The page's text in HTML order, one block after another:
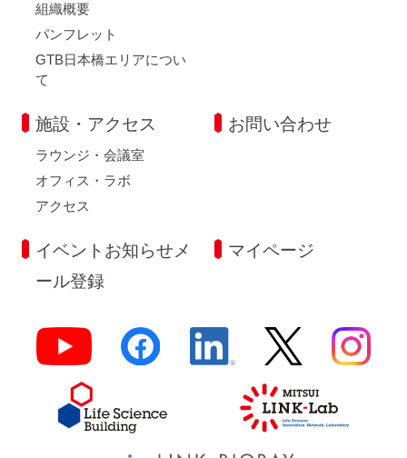
組織概要
パンフレット
GTB日本橋エリアについ
て
施設・アクセス
ラウンジ・会議室
オフィス・ラボ
アクセス
お問い合わせ
イベントお知らせメ
ール登録
マイページ